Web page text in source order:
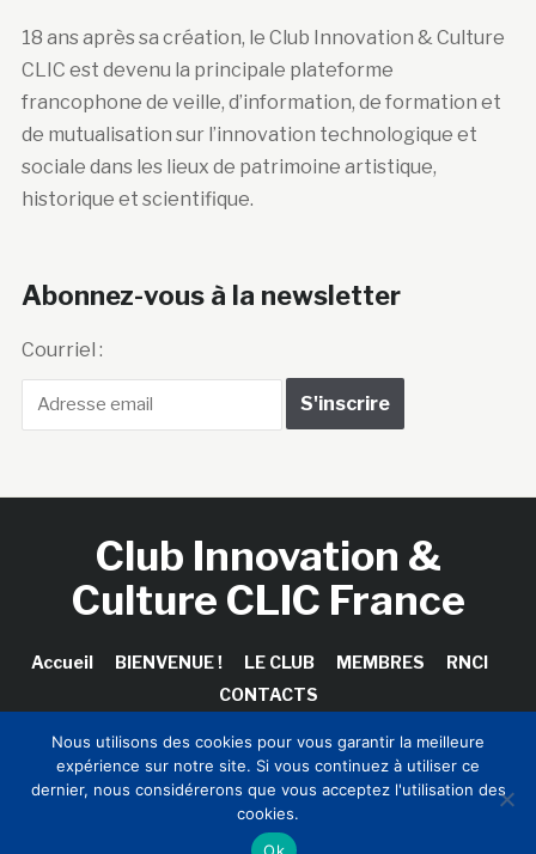
18 ans après sa création, le Club Innovation & Culture
CLIC est devenu la principale plateforme
francophone de veille, d’information, de formation et
de mutualisation sur l’innovation technologique et
sociale dans les lieux de patrimoine artistique,
historique et scientifique.
Abonnez-vous à la newsletter
Courriel :
Club Innovation &
Culture CLIC France
Accueil BIENVENUE ! LE CLUB MEMBRES
RNCI
CONTACTS
Copyright © 2026 Club Innovation & Culture CLIC France /
Sinapses Conseils
Nous utilisons des cookies pour vous garantir la meilleure
expérience sur notre site. Si vous continuez à utiliser ce
dernier, nous considérerons que vous acceptez l'utilisation des
cookies.
Ok